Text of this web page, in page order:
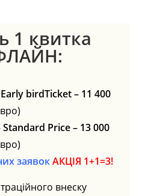
1 квитка
birdTicket – 11 400
Standard Рrice – 13 000
заявокАКЦІЯ 1+1=3!
внеску